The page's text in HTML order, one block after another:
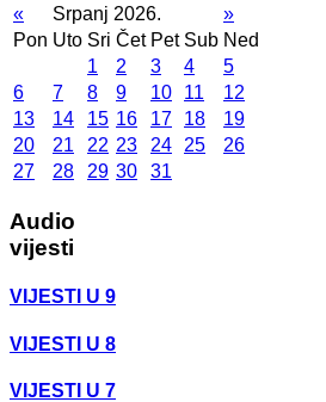
« Srpanj 2026.
»
Pon Uto Sri Čet Pet Sub Ned
1
2 3 4
5
6
7 8 9 10 11
12
13
14 15 16 17 18
19
20
21 22 23 24 25
26
27
28 29 30 31
Audio
vijesti
VIJESTI U 9
VIJESTI U 8
VIJESTI U 7